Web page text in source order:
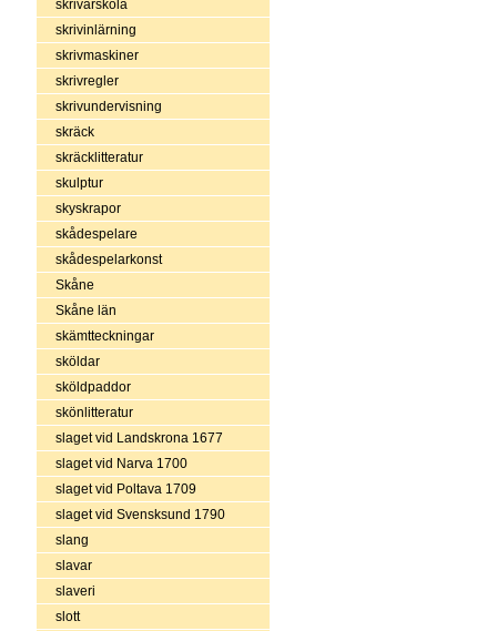
skrivarskola
skrivinlärning
skrivmaskiner
skrivregler
skrivundervisning
skräck
skräcklitteratur
skulptur
skyskrapor
skådespelare
skådespelarkonst
Skåne
Skåne län
skämtteckningar
sköldar
sköldpaddor
skönlitteratur
slaget vid Landskrona 1677
slaget vid Narva 1700
slaget vid Poltava 1709
slaget vid Svensksund 1790
slang
slavar
slaveri
slott